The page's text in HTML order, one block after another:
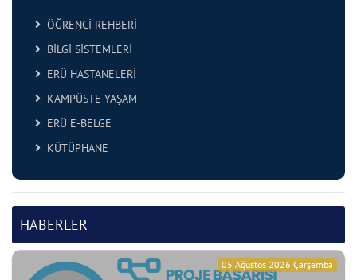
ÖĞRENCİ REHBERİ
BİLGİ SİSTEMLERİ
ERÜ HASTANELERİ
KAMPÜSTE YAŞAM
ERÜ E-BELGE
KÜTÜPHANE
HABERLER
05 Ağustos 2026 Çarşamba